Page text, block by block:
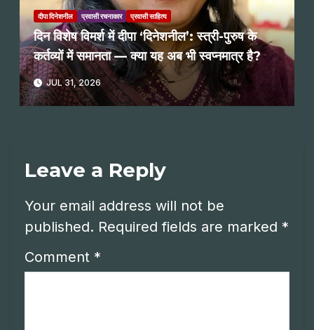
दीपा दिनेशनील प्रवासी रचनाकार प्रवासी साहित्य
दिन विशेष विमर्श में दीपा ‘दिनेशनील’: स्त्री-पुरुष के
कर्तव्यों में समानता — क्या यह अब भी स्वप्नमात्र है?
JUL 31, 2026
Leave a Reply
Your email address will not be
published. Required fields are marked *
Comment *